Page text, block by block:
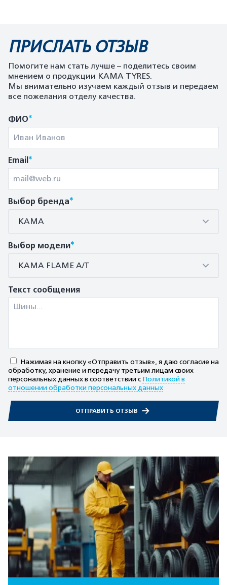
ПРИСЛАТЬ ОТЗЫВ
Помогите нам стать лучше – поделитесь своим
мнением о продукции KAMA TYRES.
Мы внимательно изучаем каждый отзыв и передаем
все пожелания отделу качества.
ФИО*
Email*
Выбор бренда*
КАМА
Выбор модели*
КАМА FLAME A/T
Текст сообщения
Нажимая на кнопку «Отправить отзыв», я даю согласие на
обработку, хранение и передачу третьим лицам своих
персональных данных в соответствии с Политикой в
отношении обработки персональных данных
ОТПРАВИТЬ ОТЗЫВ